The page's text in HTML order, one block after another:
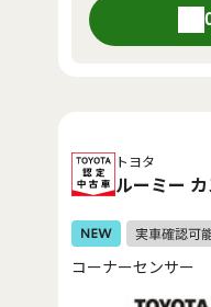
トヨタ
ルーミー
コーナーセンサー